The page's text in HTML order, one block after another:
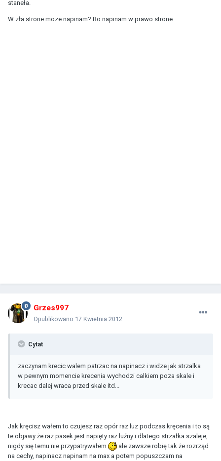
staneła.
W zła strone moze napinam? Bo napinam w prawo strone..
Grzes997
Opublikowano 17 Kwietnia 2012
Cytat
zaczynam krecic walem patrzac na napinacz i widze jak strzalka
w pewnym momencie krecenia wychodzi calkiem poza skale i
krecac dalej wraca przed skale itd...
Jak kręcisz wałem to czujesz raz opór raz luz podczas kręcenia i to są
te objawy że raz pasek jest napięty raz luźny i dlatego strzałka szaleje,
nigdy się temu nie przypatrywałem
ale zawsze robię tak że rozrząd
na cechy, napinacz napinam na max a potem popuszczam na